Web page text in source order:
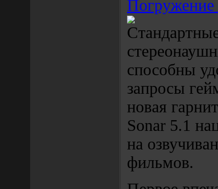
Погружение
способны
запросы
новая
Sonar 5.1
на
фильмов.